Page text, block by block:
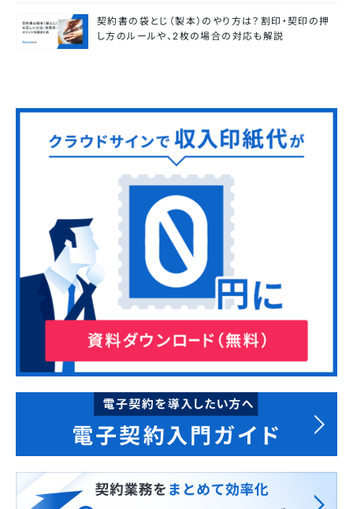
契約書の袋とじ（製本）のやり方は？割印・契印の押
し方のルールや、2枚の場合の対応も解説